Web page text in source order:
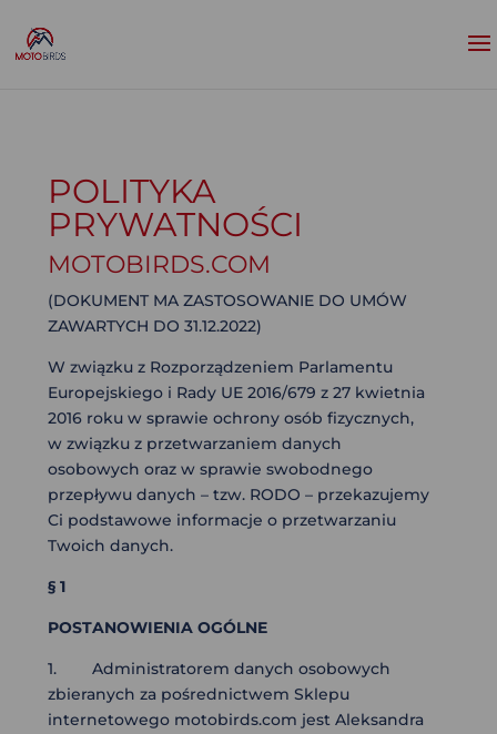
POLITYKA
PRYWATNOŚCI
MOTOBIRDS.COM
(DOKUMENT MA ZASTOSOWANIE DO UMÓW
ZAWARTYCH DO 31.12.2022)
W związku z Rozporządzeniem Parlamentu
Europejskiego i Rady UE 2016/679 z 27 kwietnia
2016 roku w sprawie ochrony osób fizycznych,
w związku z przetwarzaniem danych
osobowych oraz w sprawie swobodnego
przepływu danych – tzw. RODO – przekazujemy
Ci podstawowe informacje o przetwarzaniu
Twoich danych.
§ 1
POSTANOWIENIA OGÓLNE
1. Administratorem danych osobowych
zbieranych za pośrednictwem Sklepu
internetowego motobirds.com jest Aleksandra